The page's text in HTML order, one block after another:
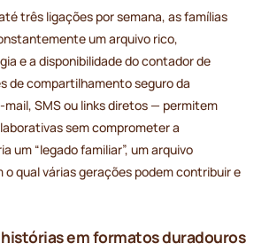
três ligações por semana, as famílias
um arquivo rico,
e a disponibilidade do contador de
de compartilhamento seguro da
SMS ou links diretos — permitem
sem comprometer a
um “legado familiar”, um arquivo
qual várias gerações podem contribuir e
em formatos duradouros